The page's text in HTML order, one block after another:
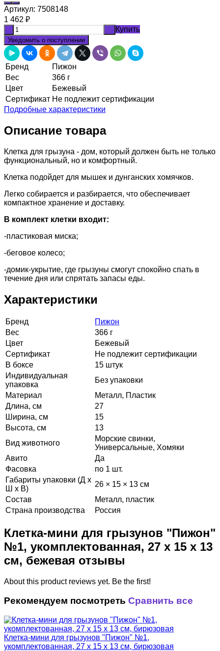
Артикул: 7508148
1 462 ₽
Купить
Уведомить о поступлении
Бренд
Пижон
Вес
366 г
Цвет
Бежевый
Сертификат Не подлежит сертификации
Подробные характеристики
Описание товара
Клетка для грызуна - дом, который должен быть не только
функциональный, но и комфортный.
Клетка подойдет для мышек и дунганских хомячков.
Легко собирается и разбирается, что обеспечивает
компактное хранение и доставку.
В комплект клетки входит:
-пластиковая миска;
-беговое колесо;
-домик-укрытие, где грызуны смогут спокойно спать в
течение дня или спрятать запасы еды.
Характеристики
Бренд
Пижон
Вес
366 г
Цвет
Бежевый
Сертификат
Не подлежит сертификации
В боксе
15 штук
Индивидуальная
упаковка
Без упаковки
Материал
Металл, Пластик
Длина, см
27
Ширина, см
15
Высота, см
13
Вид животного
Морские свинки,
Универсальные, Хомяки
Авито
Да
Фасовка
по 1 шт.
Габариты упаковки (Д х
Ш х В)
26 × 15 × 13 см
Состав
Металл, пластик
Страна производства
Россия
Клетка-мини для грызунов "Пижон"
№1, укомплектованная, 27 х 15 х 13
см, бежевая отзывы
About this product reviews yet. Be the first!
Рекомендуем посмотреть Сравнить все
Клетка-мини для грызунов "Пижон" №1,
укомплектованная, 27 х 15 х 13 см, бирюзовая